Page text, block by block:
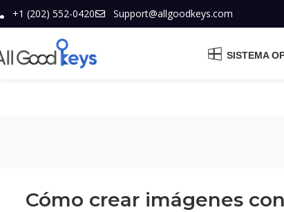
+1 (202) 552-0420 Support@allgoodkeys.com
SISTEMA
Cómo crear imágenes